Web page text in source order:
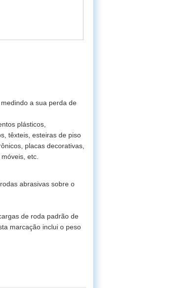
a sua perda de
plásticos,
têxteis, esteiras de piso
placas decorativas,
etc.
abrasivas sobre o
de roda padrão de
marcação inclui o peso